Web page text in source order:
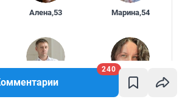
240
Алена,53 Марина,54
New,42 Алёнушка